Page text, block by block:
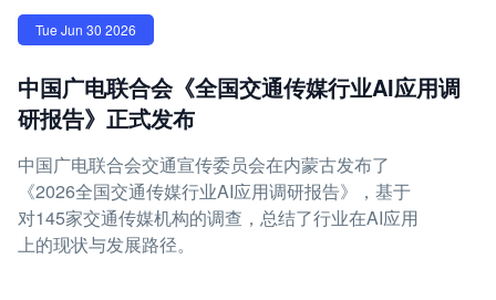
Tue Jun 30 2026
中国广电联合会《全国交通传媒行业AI应用调
研报告》正式发布
中国广电联合会交通宣传委员会在内蒙古发布了
《2026全国交通传媒行业AI应用调研报告》，基于
对145家交通传媒机构的调查，总结了行业在AI应用
上的现状与发展路径。